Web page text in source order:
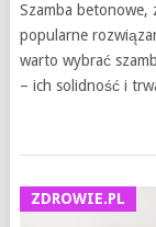
Szamba betonowe,
popularne
warto wybrać
– ich solidność i
ZDROWIE.PL